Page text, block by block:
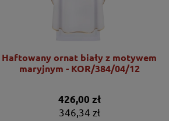
Haftowany ornat biały z motywem
maryjnym - KOR/384/04/12
426,00 zł
346,34 zł